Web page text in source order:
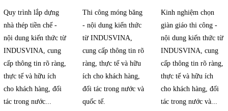
Quy trình lắp dựng
nhà thép tiền chế -
nội dung kiến thức từ
INDUSVINA, cung
cấp thông tin rõ ràng,
thực tế và hữu ích
cho khách hàng, đối
tác trong nước...
Thi công móng băng
- nội dung kiến thức
từ INDUSVINA,
cung cấp thông tin rõ
ràng, thực tế và hữu
ích cho khách hàng,
đối tác trong nước và
quốc tế.
Kinh nghiệm chọn
giàn giáo thi công -
nội dung kiến thức từ
INDUSVINA, cung
cấp thông tin rõ ràng,
thực tế và hữu ích
cho khách hàng, đối
tác trong nước và...